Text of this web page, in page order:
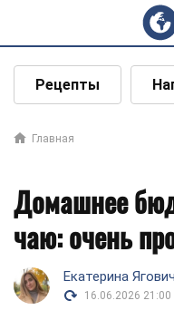
Рецепты
Главная
Домашнее
чаю: очень
Екатерина Ягович
16.06.2026 21:00